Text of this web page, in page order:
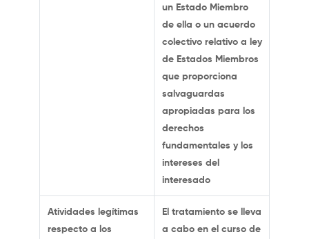
un Estado Miembro
de ella o un acuerdo
colectivo relativo a ley
de Estados Miembros
que proporciona
salvaguardas
apropiadas para los
derechos
fundamentales y los
intereses del
interesado
Atividades legítimas
respecto a los
El tratamiento se lleva
a cabo en el curso de